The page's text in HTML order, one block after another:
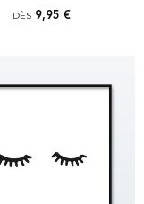
DÈS 9,95 €